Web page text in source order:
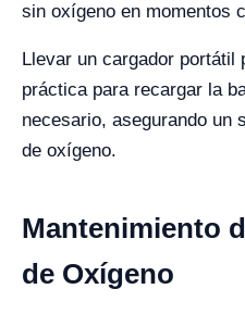
sin oxígeno en momentos
Llevar un cargador portátil
práctica para recargar la
necesario, asegurando un
de oxígeno.
Mantenimiento
de Oxígeno